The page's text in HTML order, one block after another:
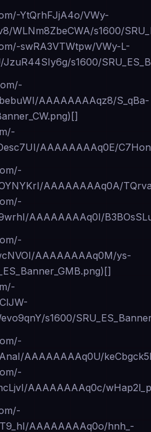
YtQrhFJjA4o/VWy-
WLNm8ZbeCWA/s1600/
swRA3VTWtpw/VWy-L-
s1600/
AAAAAAAAqz8/S_qBa-
AAAAAAAAq0E/
AAAAAAAAq0A/
AAAAAAAAq0I/
AAAAAAAAq0M/ys-
s1600/
AAAAAAAAq0U/
AAAAAAAAq0c/
AAAAAAAAq0o/hnh_-